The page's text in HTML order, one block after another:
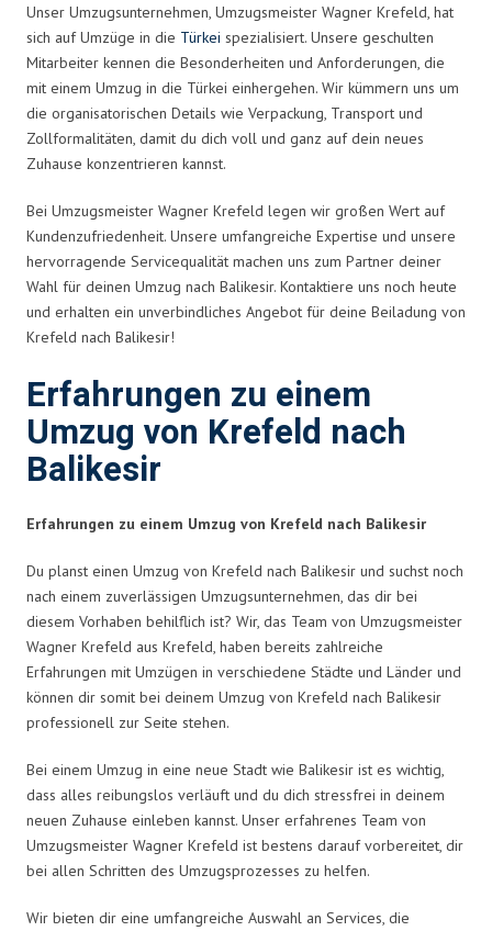
Unser Umzugsunternehmen, Umzugsmeister Wagner Krefeld, hat
sich auf Umzüge in die Türkei spezialisiert. Unsere geschulten
Mitarbeiter kennen die Besonderheiten und Anforderungen, die
mit einem Umzug in die Türkei einhergehen. Wir kümmern uns um
die organisatorischen Details wie Verpackung, Transport und
Zollformalitäten, damit du dich voll und ganz auf dein neues
Zuhause konzentrieren kannst.
Bei Umzugsmeister Wagner Krefeld legen wir großen Wert auf
Kundenzufriedenheit. Unsere umfangreiche Expertise und unsere
hervorragende Servicequalität machen uns zum Partner deiner
Wahl für deinen Umzug nach Balikesir. Kontaktiere uns noch heute
und erhalten ein unverbindliches Angebot für deine Beiladung von
Krefeld nach Balikesir!
Erfahrungen zu einem
Umzug von Krefeld nach
Balikesir
Erfahrungen zu einem Umzug von Krefeld nach Balikesir
Du planst einen Umzug von Krefeld nach Balikesir und suchst noch
nach einem zuverlässigen Umzugsunternehmen, das dir bei
diesem Vorhaben behilflich ist? Wir, das Team von Umzugsmeister
Wagner Krefeld aus Krefeld, haben bereits zahlreiche
Erfahrungen mit Umzügen in verschiedene Städte und Länder und
können dir somit bei deinem Umzug von Krefeld nach Balikesir
professionell zur Seite stehen.
Bei einem Umzug in eine neue Stadt wie Balikesir ist es wichtig,
dass alles reibungslos verläuft und du dich stressfrei in deinem
neuen Zuhause einleben kannst. Unser erfahrenes Team von
Umzugsmeister Wagner Krefeld ist bestens darauf vorbereitet, dir
bei allen Schritten des Umzugsprozesses zu helfen.
Wir bieten dir eine umfangreiche Auswahl an Services, die